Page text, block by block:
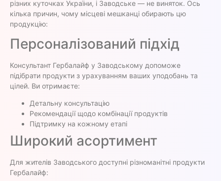
різних куточках України, і Заводське — не виняток. Ось
кілька причин, чому місцеві мешканці обирають цю
продукцію:
Персоналізований підхід
Консультант Гербалайф у Заводському допоможе
підібрати продукти з урахуванням ваших уподобань та
цілей. Ви отримаєте:
Детальну консультацію
Рекомендації щодо комбінації продуктів
Підтримку на кожному етапі
Широкий асортимент
Для жителів Заводського доступні різноманітні продукти
Гербалайф: